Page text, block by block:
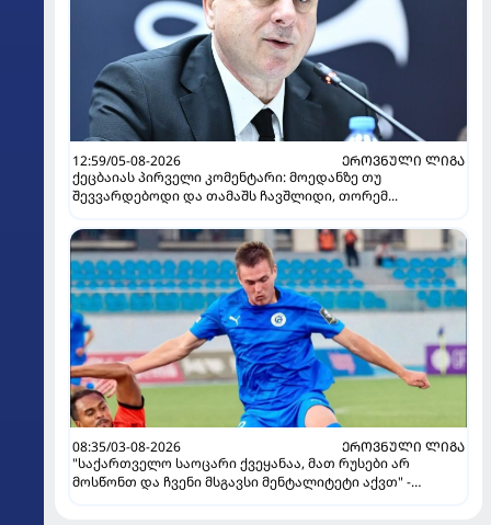
12:59/05-08-2026
ᲔᲠᲝᲕᲜᲣᲚᲘ ᲚᲘᲒᲐ
ქეცბაიას პირველი კომენტარი: მოედანზე თუ
შევვარდებოდი და თამაშს ჩავშლიდი, თორემ...
08:35/03-08-2026
ᲔᲠᲝᲕᲜᲣᲚᲘ ᲚᲘᲒᲐ
"საქართველო საოცარი ქვეყანაა, მათ რუსები არ
მოსწონთ და ჩვენი მსგავსი მენტალიტეტი აქვთ" -